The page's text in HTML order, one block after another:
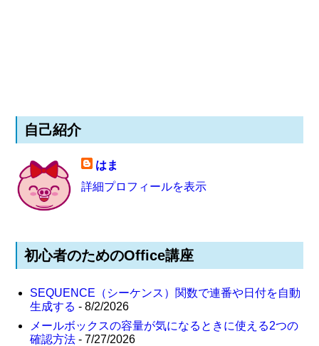
自己紹介
はま
詳細プロフィールを表示
初心者のためのOffice講座
SEQUENCE（シーケンス）関数で連番や日付を自動
生成する - 8/2/2026
メールボックスの容量が気になるときに使える2つの
確認方法 - 7/27/2026